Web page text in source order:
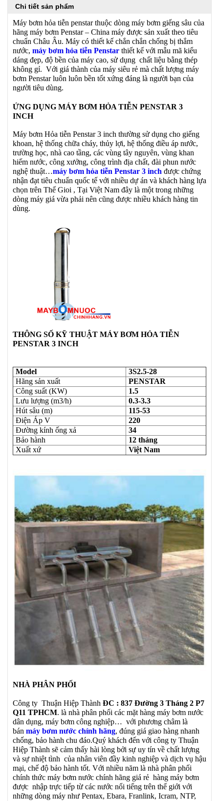
Chi tiết sản phẩm
Máy bơm hỏa tiễn penstar thuộc dòng máy bơm giếng sâu của
hãng máy bơm Penstar – China máy được sản xuất theo tiêu
chuẩn Châu Âu. Máy có thiết kế chắn chắn chống bị thắm
nước, máy bơm hỏa tiễn Penstar thiết kế với mẫu mã kiểu
dáng đẹp, độ bền của máy cao, sử dụng chất liệu bằng thép
không gỉ. Với giá thành của máy siêu rẻ mà chất lượng máy
bơm Penstar luôn luôn bền tốt xứng đáng là người bạn của
người tiêu dùng.
ỨNG DỤNG MÁY BƠM HỎA TIỄN PENSTAR 3
INCH
Máy bơm Hỏa tiễn Penstar 3 inch thường sử dụng cho giếng
khoan, hệ thống chữa cháy, thủy lợi, hệ thống điều áp nước,
trường học, nhà cao tầng, các vùng tây nguyên, vùng khan
hiếm nước, công xưởng, công trình địa chất, đài phun nước
nghệ thuật…máy bơm hỏa tiễn Penstar 3 inch được chứng
nhận đạt tiêu chuẩn quốc tế với nhiều dự án và khách hàng lựa
chọn trên Thế Gioi , Tại Việt Nam đây là một trong những
dòng máy giá vừa phải nên cũng được nhiều khách hàng tin
dùng.
THÔNG SỐ KỸ THUẬT MÁY BƠM HỎA TIỄN
PENSTAR 3 INCH
Model
3S2.5-28
Hãng sản xuất
PENSTAR
Công suất (KW)
1.5
Lưu lượng (m3/h)
0.3-3.3
Hút sâu (m)
115-53
Điện Áp V
220
Đường kính ống xả
34
Bảo hành
12 tháng
Xuất xứ
Việt Nam
NHÀ PHÂN PHỐI
Công ty Thuận Hiệp Thành ĐC : 837 Đường 3 Tháng 2 P7
Q11 TPHCM. là nhà phân phối các mặt hàng máy bơm nước
dân dụng, máy bơm công nghiệp… với phương châm là
bán máy bơm nước chính hãng, đúng giá giao hàng nhanh
chống, bảo hành chu đáo.Quý khách đến với công ty Thuận
Hiệp Thành sẽ cảm thấy hài lòng bởi sự uy tín về chất lượng
và sự nhiệt tình của nhân viên đầy kinh nghiệp và dịch vụ hậu
mại, chế độ bảo hành tốt. Với nhiều năm là nhà phân phối
chính thức máy bơm nước chính hãng giá rẻ hàng máy bơm
được nhập trực tiếp từ các nước nổi tiếng trên thế giới với
những dòng máy như Pentax, Ebara, Franlink, Icram, NTP,